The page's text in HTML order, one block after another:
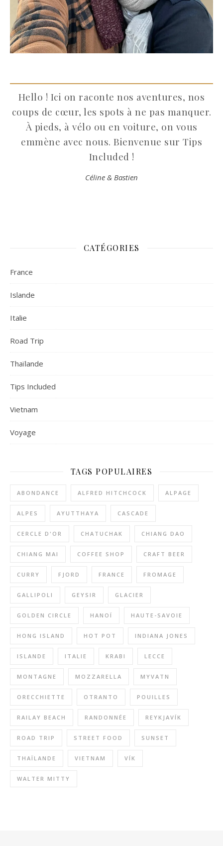
Hello ! Ici on raconte nos aventures, nos
coups de cœur, les spots à ne pas manquer.
À pieds, à vélo ou en voiture, on vous
emmène avec nous. Bienvenue sur Tips
Included !
Céline & Bastien
CATÉGORIES
France
Islande
Italie
Road Trip
Thaïlande
Tips Included
Vietnam
Voyage
TAGS POPULAIRES
ABONDANCE ALFRED HITCHCOCK ALPAGE
ALPES AYUTTHAYA CASCADE
CERCLE D'OR CHATUCHAK CHIANG DAO
CHIANG MAI COFFEE SHOP CRAFT BEER
CURRY FJORD FRANCE FROMAGE
GALLIPOLI GEYSIR GLACIER
GOLDEN CIRCLE HANOÏ HAUTE-SAVOIE
HONG ISLAND HOT POT INDIANA JONES
ISLANDE ITALIE KRABI LECCE
MONTAGNE MOZZARELLA MYVATN
ORECCHIETTE OTRANTO POUILLES
RAILAY BEACH RANDONNÉE REYKJAVÍK
ROAD TRIP STREET FOOD SUNSET
THAÏLANDE VIETNAM VÍK
WALTER MITTY